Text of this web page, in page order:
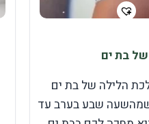
בת ים
הלילה של בת ים
שמהשעה שבע בערב עד